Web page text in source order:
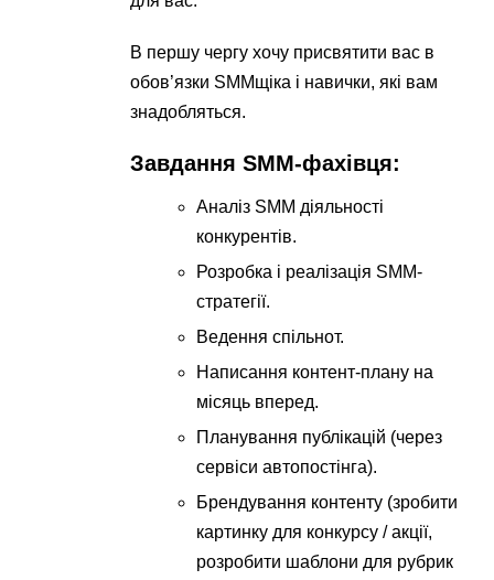
В першу чергу хочу присвятити вас в
обов’язки SMMщіка і навички, які вам
знадобляться.
Завдання SMM-фахівця:
Аналіз SMM діяльності
конкурентів.
Розробка і реалізація SMM-
стратегії.
Ведення спільнот.
Написання контент-плану на
місяць вперед.
Планування публікацій (через
сервіси автопостінга).
Брендування контенту (зробити
картинку для конкурсу / акції,
розробити шаблони для рубрик